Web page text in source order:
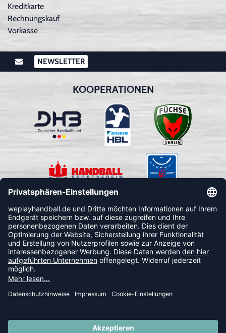
Kreditkarte
Rechnungskauf
Vorkasse
NEWSLETTER
KOOPERATIONEN
FOLLOW US